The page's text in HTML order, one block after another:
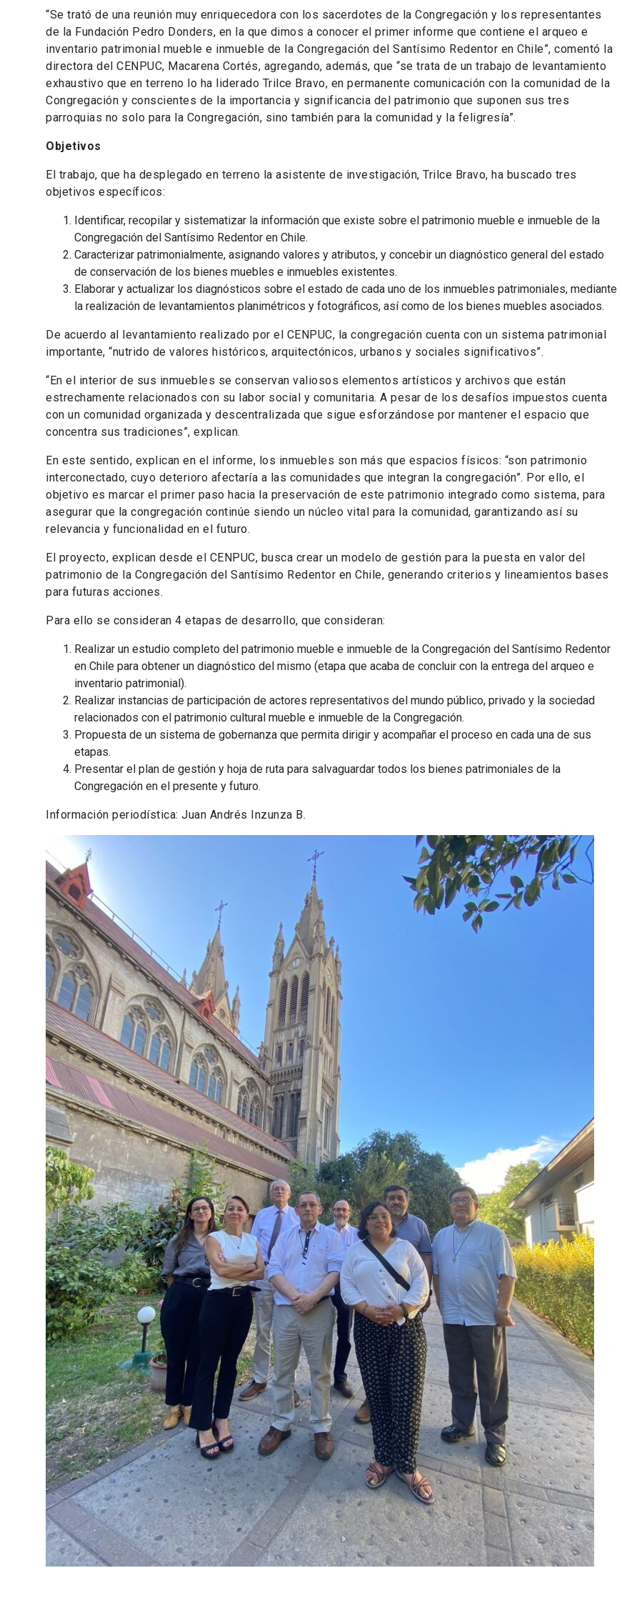
“Se trató de una reunión muy enriquecedora con los sacerdotes de la Congregación y los representantes
de la Fundación Pedro Donders, en la que dimos a conocer el primer informe que contiene el arqueo e
inventario patrimonial mueble e inmueble de la Congregación del Santísimo Redentor en Chile”, comentó la
directora del CENPUC, Macarena Cortés, agregando, además, que “se trata de un trabajo de levantamiento
exhaustivo que en terreno lo ha liderado Trilce Bravo, en permanente comunicación con la comunidad de la
Congregación y conscientes de la importancia y significancia del patrimonio que suponen sus tres
parroquias no solo para la Congregación, sino también para la comunidad y la feligresía”.
Objetivos
El trabajo, que ha desplegado en terreno la asistente de investigación, Trilce Bravo, ha buscado tres
objetivos específicos:
Identificar, recopilar y sistematizar la información que existe sobre el patrimonio mueble e inmueble de la
Congregación del Santísimo Redentor en Chile.
Caracterizar patrimonialmente, asignando valores y atributos, y concebir un diagnóstico general del estado
de conservación de los bienes muebles e inmuebles existentes.
Elaborar y actualizar los diagnósticos sobre el estado de cada uno de los inmuebles patrimoniales, mediante
la realización de levantamientos planimétricos y fotográficos, así como de los bienes muebles asociados.
De acuerdo al levantamiento realizado por el CENPUC, la congregación cuenta con un sistema patrimonial
importante, “nutrido de valores históricos, arquitectónicos, urbanos y sociales significativos”.
“En el interior de sus inmuebles se conservan valiosos elementos artísticos y archivos que están
estrechamente relacionados con su labor social y comunitaria. A pesar de los desafíos impuestos cuenta
con un comunidad organizada y descentralizada que sigue esforzándose por mantener el espacio que
concentra sus tradiciones”, explican.
En este sentido, explican en el informe, los inmuebles son más que espacios físicos: “son patrimonio
interconectado, cuyo deterioro afectaría a las comunidades que integran la congregación”. Por ello, el
objetivo es marcar el primer paso hacia la preservación de este patrimonio integrado como sistema, para
asegurar que la congregación continúe siendo un núcleo vital para la comunidad, garantizando así su
relevancia y funcionalidad en el futuro.
El proyecto, explican desde el CENPUC, busca crear un modelo de gestión para la puesta en valor del
patrimonio de la Congregación del Santísimo Redentor en Chile, generando criterios y lineamientos bases
para futuras acciones.
Para ello se consideran 4 etapas de desarrollo, que consideran:
Realizar un estudio completo del patrimonio mueble e inmueble de la Congregación del Santísimo Redentor
en Chile para obtener un diagnóstico del mismo (etapa que acaba de concluir con la entrega del arqueo e
inventario patrimonial).
Realizar instancias de participación de actores representativos del mundo público, privado y la sociedad
relacionados con el patrimonio cultural mueble e inmueble de la Congregación.
Propuesta de un sistema de gobernanza que permita dirigir y acompañar el proceso en cada una de sus
etapas.
Presentar el plan de gestión y hoja de ruta para salvaguardar todos los bienes patrimoniales de la
Congregación en el presente y futuro.
Información periodística: Juan Andrés Inzunza B.